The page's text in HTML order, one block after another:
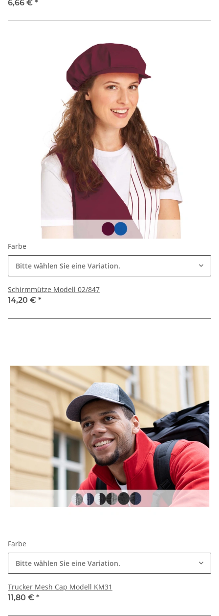
6,66 € *
Farbe
Bitte wählen Sie eine Variation.
Schirmmütze Modell 02/847
14,20 € *
Farbe
Bitte wählen Sie eine Variation.
Trucker Mesh Cap Modell KM31
11,80 € *